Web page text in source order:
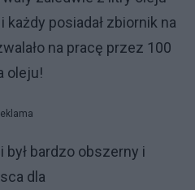
posiadał zbiornik na
na pracę przez 100
oleju!
był bardzo obszerny i
dla